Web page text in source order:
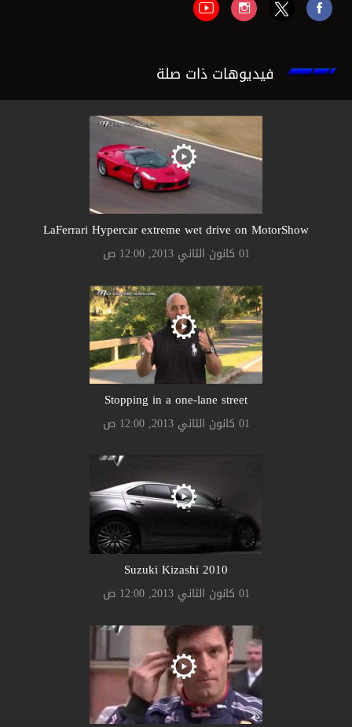
فيديوهات ذات صلة
LaFerrari Hypercar extreme wet drive on MotorShow
01 كانون الثاني 2013, 12:00 ص
Stopping in a one-lane street
01 كانون الثاني 2013, 12:00 ص
Suzuki Kizashi 2010
01 كانون الثاني 2013, 12:00 ص